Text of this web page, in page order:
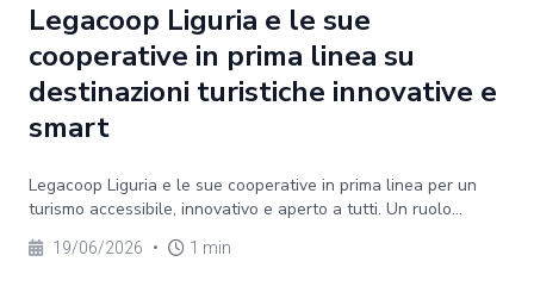
Legacoop Liguria e le sue
cooperative in prima linea su
destinazioni turistiche innovative e
smart
Legacoop Liguria e le sue cooperative in prima linea per un
turismo accessibile, innovativo e aperto a tutti. Un ruolo...
19/06/2026 • 1 min